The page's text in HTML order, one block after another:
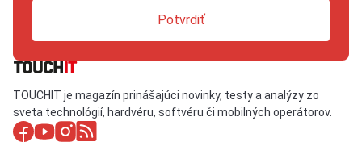
Potvrdiť
TOUCHIT je magazín prinášajúci novinky, testy a analýzy zo
sveta technológií, hardvéru, softvéru či mobilných operátorov.